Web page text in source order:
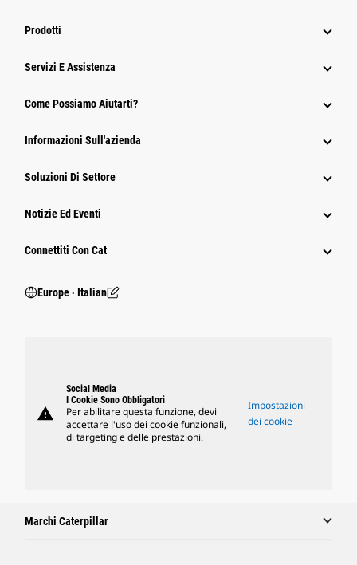
Prodotti
Servizi E Assistenza
Come Possiamo Aiutarti?
Informazioni Sull'azienda
Soluzioni Di Settore
Notizie Ed Eventi
Connettiti Con Cat
Europe ‧ Italian
warning
Social Media
I Cookie Sono Obbligatori
Per abilitare questa funzione, devi
accettare l'uso dei cookie funzionali,
di targeting e delle prestazioni.
Impostazioni
dei cookie
Marchi Caterpillar